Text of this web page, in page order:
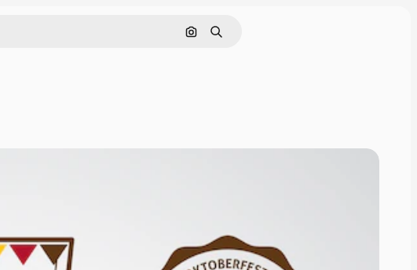
Cerca per immagine
Ricerca